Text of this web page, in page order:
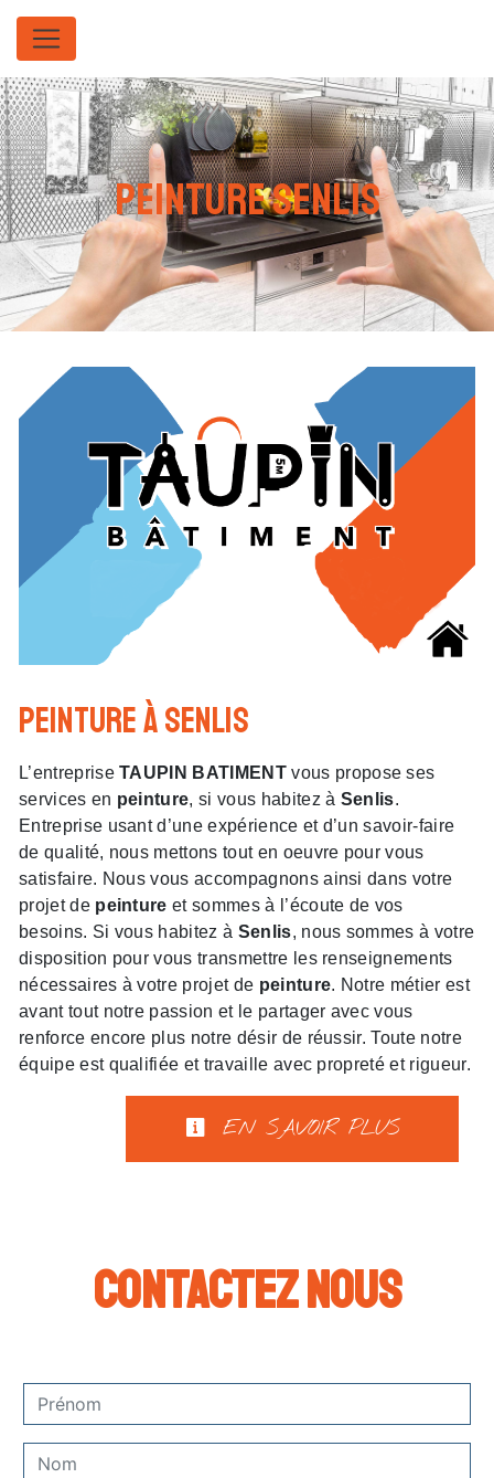
peinture Senlis
peinture à Senlis
L’entrepriseTAUPIN BATIMENTvous propose ses
services en peinture, si vous habitez à Senlis.
Entreprise usant d’une expérience et d’un savoir-faire
de qualité, nous mettons tout en oeuvre pour vous
satisfaire. Nous vous accompagnons ainsi dans votre
projet de peinture et sommes à l’écoute de vos
besoins. Si vous habitez à Senlis, nous sommes à votre
disposition pour vous transmettre les renseignements
nécessaires à votre projet de peinture. Notre métier est
avant tout notre passion et le partager avec vous
renforce encore plus notre désir de réussir. Toute notre
équipe est qualifiée et travaille avec propreté et rigueur.
EN SAVOIR PLUS
Contactez nous
Panneau de gestion des cookies